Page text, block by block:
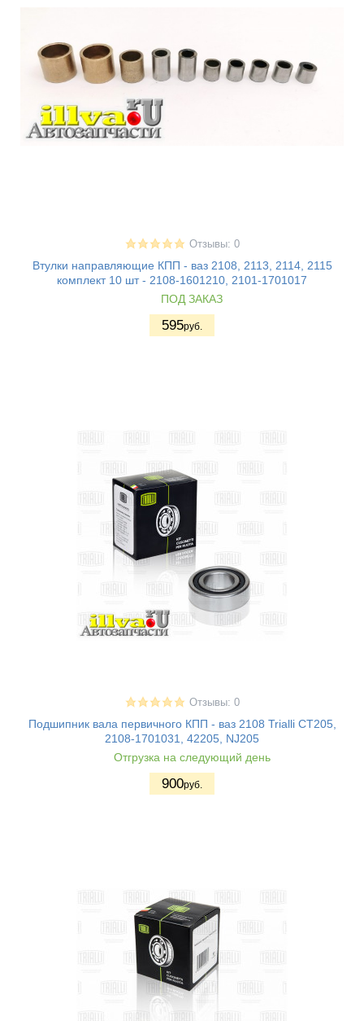
Отзывы: 0
Втулки направляющие КПП - ваз 2108, 2113, 2114, 2115
комплект 10 шт - 2108-1601210, 2101-1701017
ПОД ЗАКАЗ
595руб.
Отзывы: 0
Подшипник вала первичного КПП - ваз 2108 Trialli CT205,
2108-1701031, 42205, NJ205
Отгрузка на следующий день
900руб.